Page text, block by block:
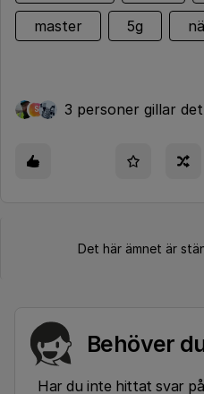
master 5g
S 3 personer gillar
Det här ämnet är
Behöver
Har du inte hittat svar